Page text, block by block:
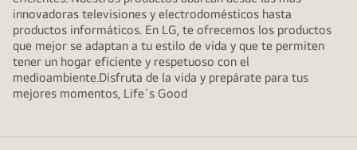
innovadoras televisiones y electrodomésticos hasta
productos informáticos. En LG, te ofrecemos los productos
que mejor se adaptan a tu estilo de vida y que te permiten
tener un hogar eficiente y respetuoso con el
medioambiente.Disfruta de la vida y prepárate para tus
mejores momentos, Life´s Good